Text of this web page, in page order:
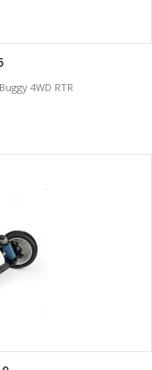
4WD RTR